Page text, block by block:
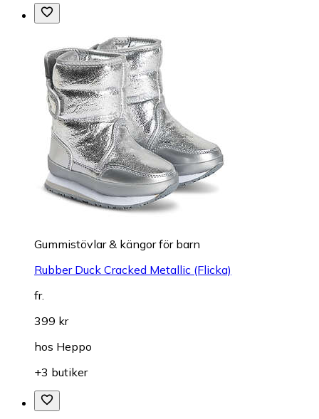
Gummistövlar & kängor för barn
Rubber Duck Cracked Metallic (Flicka)
fr.
399 kr
hos Heppo
+3 butiker